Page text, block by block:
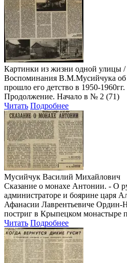
Картинки из жизни одной улицы /
Воспоминания В.М.Мусийчука об
прошло его детство в 1950-
Продолжение. Начало в № 2 (71)
Читать Подробнее
Мусийчук Василий Михайлович
Сказание о монахе Антонии. - О
администраторе и боярине царя
Афанасии Лаврентьевиче
постриг в Крыпецком монастыре
Читать Подробнее